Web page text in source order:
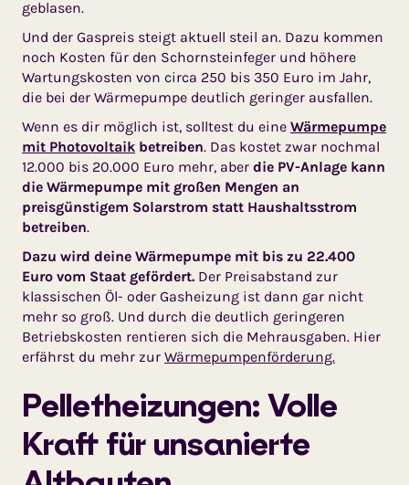
geblasen.
Und der Gaspreis steigt aktuell steil an. Dazu kommen
noch Kosten für den Schornsteinfeger und höhere
Wartungskosten von circa 250 bis 350 Euro im Jahr,
die bei der Wärmepumpe deutlich geringer ausfallen.
Wenn es dir möglich ist, solltest du eine Wärmepumpe
mit Photovoltaik betreiben. Das kostet zwar nochmal
12.000 bis 20.000 Euro mehr, aber die PV-Anlage kann
die Wärmepumpe mit großen Mengen an
preisgünstigem Solarstrom statt Haushaltsstrom
betreiben.
Dazu wird deine Wärmepumpe mit bis zu 22.400
Euro vom Staat gefördert. Der Preisabstand zur
klassischen Öl- oder Gasheizung ist dann gar nicht
mehr so groß. Und durch die deutlich geringeren
Betriebskosten rentieren sich die Mehrausgaben. Hier
erfährst du mehr zur Wärmepumpenförderung.
Pelletheizungen: Volle
Kraft für unsanierte